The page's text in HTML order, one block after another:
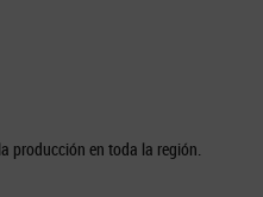
producción en toda la región.